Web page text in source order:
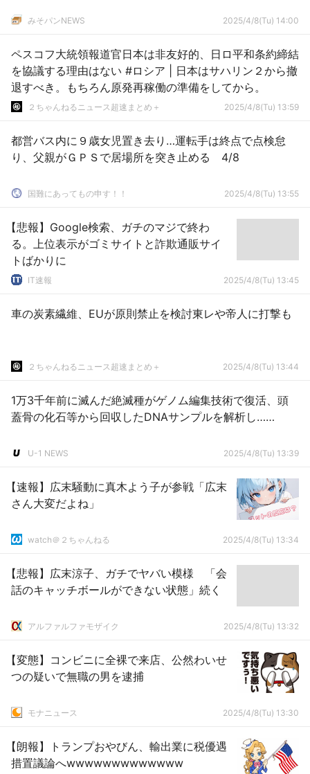
みそパンNEWS 2025/4/8(Tu) 14:00
ペスコフ大統領報道官日本は非友好的、日ロ平和条約締結
を協議する理由はない #ロシア | 日本はサハリン２から撤
退すべき。もちろん原発再稼働の準備をしてから。
２ちゃんねるニュース超速まとめ＋ 2025/4/8(Tu) 13:59
都営バス内に９歳女児置き去り…運転手は終点で点検怠
り、父親がＧＰＳで居場所を突き止める 4/8
国難にあってもの申す！！ 2025/4/8(Tu) 13:55
【悲報】Google検索、ガチのマジで終わ
る。上位表示がゴミサイトと詐欺通販サイ
トばかりに
IT速報 2025/4/8(Tu) 13:45
車の炭素繊維、EUが原則禁止を検討東レや帝人に打撃も
２ちゃんねるニュース超速まとめ＋ 2025/4/8(Tu) 13:44
1万3千年前に滅んだ絶滅種がゲノム編集技術で復活、頭
蓋骨の化石等から回収したDNAサンプルを解析し……
U-1 NEWS 2025/4/8(Tu) 13:39
【速報】広末騒動に真木よう子が参戦「広末
さん大変だよね」
watch＠２ちゃんねる 2025/4/8(Tu) 13:34
【悲報】広末涼子、ガチでヤバい模様 「会
話のキャッチボールができない状態」続く
アルファルファモザイク 2025/4/8(Tu) 13:32
【変態】コンビニに全裸で来店、公然わいせ
つの疑いで無職の男を逮捕
モナニュース 2025/4/8(Tu) 13:30
【朗報】トランプおやびん、輸出業に税優遇
措置議論へwwwwwwwwwwwww